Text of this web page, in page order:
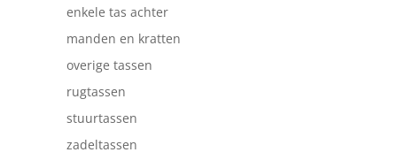
enkele tas achter
manden en kratten
overige tassen
rugtassen
stuurtassen
zadeltassen